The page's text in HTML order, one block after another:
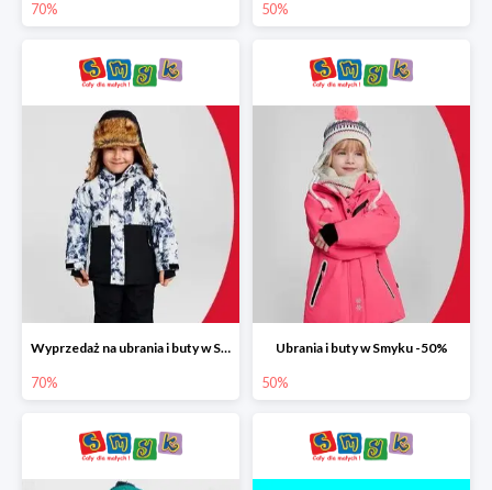
70% 50%
Wyprzedaż na ubrania i buty w Smyku do -70%
70%
Ubrania i buty w Smyku -50%
50%